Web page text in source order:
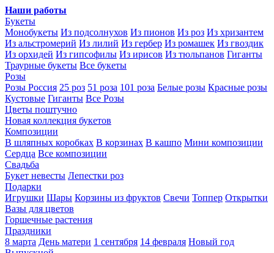
Наши работы
Букеты
Монобукеты Из подсолнухов Из пионов Из роз Из хризантем
Из альстромерий Из лилий Из гербер Из ромашек Из гвоздик
Из орхидей Из гипсофилы Из ирисов Из тюльпанов Гиганты
Траурные букеты Все букеты
Розы
Розы Россия 25 роз 51 роза 101 роза Белые розы Красные розы
Кустовые Гиганты Все Розы
Цветы поштучно
Новая коллекция букетов
Композиции
В шляпных коробках В корзинах В кашпо Мини композиции
Сердца Все композиции
Свадьба
Букет невесты Лепестки роз
Подарки
Игрушки Шары Корзины из фруктов Свечи Топпер Открытки
Вазы для цветов
Горшечные растения
Праздники
8 марта День матери 1 сентября 14 февраля Новый год